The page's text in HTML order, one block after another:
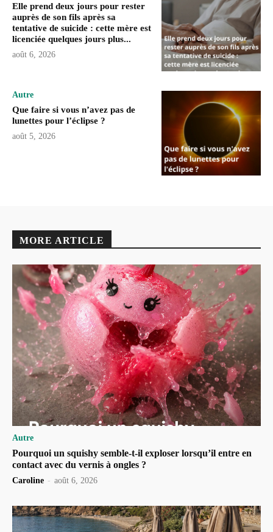
Elle prend deux jours pour rester
auprès de son fils après sa
tentative de suicide : cette mère est
licenciée quelques jours plus...
août 6, 2026
Autre
Que faire si vous n’avez pas de
lunettes pour l’éclipse ?
août 5, 2026
MORE ARTICLE
Autre
Pourquoi un squishy semble-t-il exploser lorsqu’il entre en
contact avec du vernis à ongles ?
Caroline - août 6, 2026